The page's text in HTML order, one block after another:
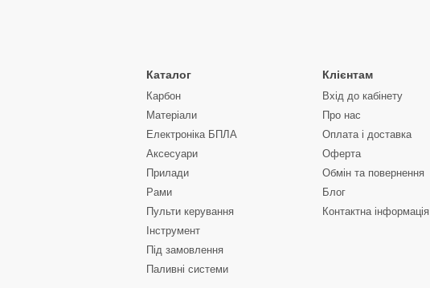
Каталог
Карбон
Матеріали
Електроніка БПЛА
Аксесуари
Прилади
Рами
Пульти керування
Інструмент
Під замовлення
Паливні системи
Клієнтам
Вхід до кабінету
Про нас
Оплата і доставка
Оферта
Обмін та повернення
Блог
Контактна інформація